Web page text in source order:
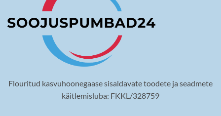
Flouritud kasvuhoonegaase sisaldavate toodete ja seadmete
käitlemisluba: FKKL/328759